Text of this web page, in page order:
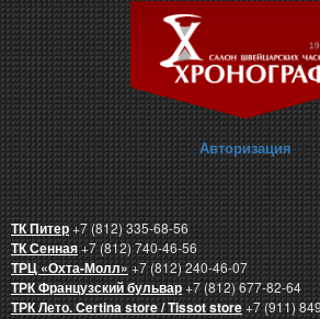
Авторизация
ТК Питер+7 (812) 335-68-56
ТК Сенная+7 (812) 740-46-56
ТРЦ «Охта-Молл»+7 (812) 240-46-07
ТРК Французский бульвар+7 (812) 677-82-64
ТРК Лето. Certina store / Tissot store+7 (911)